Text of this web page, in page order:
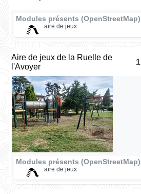
Modules présents (OpenStreetMap)
aire de jeux
Aire de jeux de la Ruelle de
l'Avoyer
1
Modules présents (OpenStreetMap)
aire de jeux